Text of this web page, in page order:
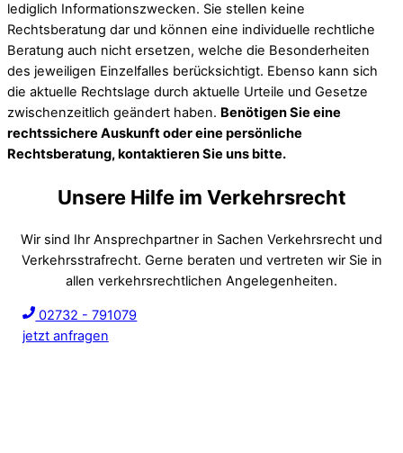
lediglich Informationszwecken. Sie stellen keine
Rechtsberatung dar und können eine individuelle rechtliche
Beratung auch nicht ersetzen, welche die Besonderheiten
des jeweiligen Einzelfalles berücksichtigt. Ebenso kann sich
die aktuelle Rechtslage durch aktuelle Urteile und Gesetze
zwischenzeitlich geändert haben. Benötigen Sie eine
rechtssichere Auskunft oder eine persönliche
Rechtsberatung, kontaktieren Sie uns bitte.
Unsere Hilfe im Verkehrsrecht
Wir sind Ihr Ansprechpartner in Sachen Verkehrsrecht und
Verkehrsstrafrecht. Gerne beraten und vertreten wir Sie in
allen verkehrsrechtlichen Angelegenheiten.
02732 - 791079
jetzt anfragen